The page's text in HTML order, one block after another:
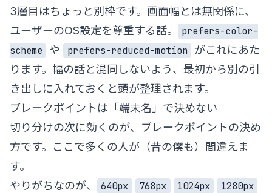
3層目はちょっと別枠です。画面幅とは無関係に、
ユーザーのOS設定を尊重する話。
prefers-color-
scheme
や prefers-reduced-motion
がこれにあた
ります。幅の話と混同しないよう、最初から別の引
き出しに入れておくと頭が整理されます。
ブレークポイントは「端末名」で決めない
切り分けの次に効くのが、ブレークポイントの決め
方です。ここで多くの人が（昔の僕も）間違えま
す。
やりがちなのが、
640px 768px 1024px
1280px